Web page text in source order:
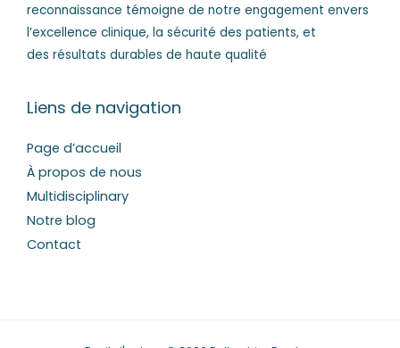
reconnaissance témoigne de notre engagement envers
l’excellence clinique, la sécurité des patients, et
des résultats durables de haute qualité
Liens de navigation
Page d’accueil
À propos de nous
Multidisciplinary
Notre blog
Contact